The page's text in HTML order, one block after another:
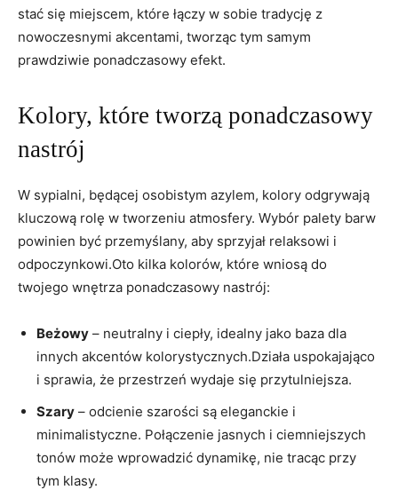
stać się miejscem, które łączy w sobie tradycję z
nowoczesnymi akcentami, tworząc tym samym
prawdziwie ponadczasowy efekt.
Kolory, które tworzą ponadczasowy
nastrój
W sypialni, będącej osobistym azylem, kolory odgrywają
kluczową rolę w tworzeniu atmosfery. Wybór palety barw
powinien być przemyślany, aby sprzyjał relaksowi i
odpoczynkowi.Oto kilka kolorów, które wniosą do
twojego wnętrza ponadczasowy nastrój:
Beżowy – neutralny i ciepły, idealny jako baza dla
innych akcentów kolorystycznych.Działa uspokajająco
i sprawia, że przestrzeń wydaje się przytulniejsza.
Szary – odcienie szarości są eleganckie i
minimalistyczne. Połączenie jasnych i ciemniejszych
tonów może wprowadzić dynamikę, nie tracąc przy
tym klasy.